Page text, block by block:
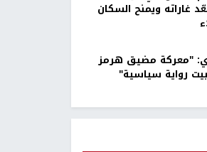
غاراته ويمنح السكان
"معركة مضيق هرمز
رواية سياسية"